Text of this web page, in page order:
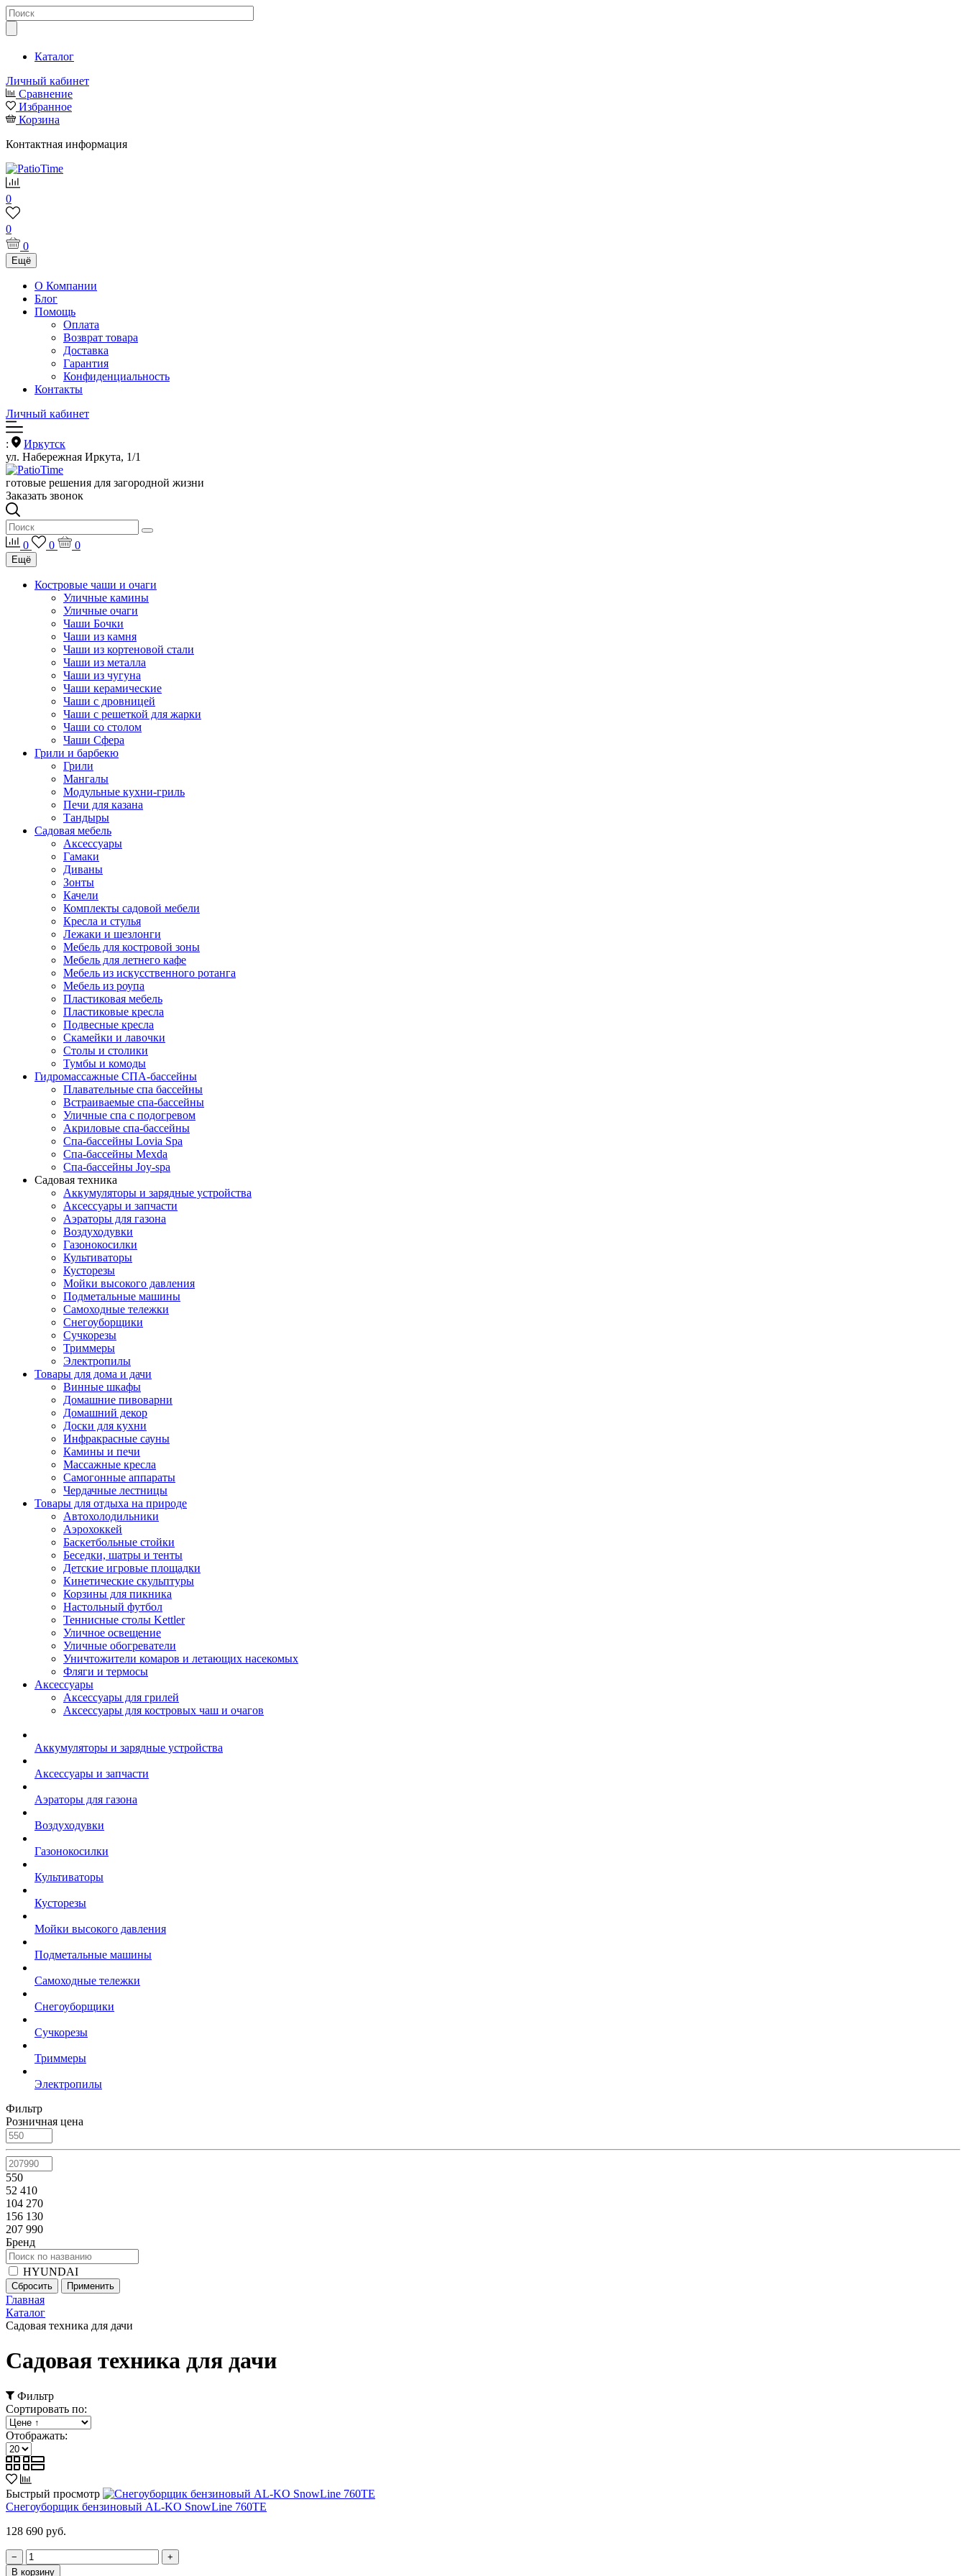
Каталог
Личный кабинет
Сравнение
Избранное
Корзина
Контактная информация
0
0
0
Ещё
О Компании
Блог
Помощь
Оплата
Возврат товара
Доставка
Гарантия
Конфиденциальность
Контакты
Личный кабинет
:
Иркутск
ул. Набережная Иркута, 1/1
готовые решения для загородной жизни
Заказать звонок
0 0 0
Ещё
Костровые чаши и очаги
Уличные камины
Уличные очаги
Чаши Бочки
Чаши из камня
Чаши из кортеновой стали
Чаши из металла
Чаши из чугуна
Чаши керамические
Чаши с дровницей
Чаши с решеткой для жарки
Чаши со столом
Чаши Сфера
Грили и барбекю
Грили
Мангалы
Модульные кухни-гриль
Печи для казана
Тандыры
Садовая мебель
Аксессуары
Гамаки
Диваны
Зонты
Качели
Комплекты садовой мебели
Кресла и стулья
Лежаки и шезлонги
Мебель для костровой зоны
Мебель для летнего кафе
Мебель из искусственного ротанга
Мебель из роупа
Пластиковая мебель
Пластиковые кресла
Подвесные кресла
Скамейки и лавочки
Столы и столики
Тумбы и комоды
Гидромассажные СПА-бассейны
Плавательные спа бассейны
Встраиваемые спа-бассейны
Уличные спа с подогревом
Акриловые спа-бассейны
Спа-бассейны Lovia Spa
Спа-бассейны Mexda
Спа-бассейны Joy-spa
Садовая техника
Аккумуляторы и зарядные устройства
Аксессуары и запчасти
Аэраторы для газона
Воздуходувки
Газонокосилки
Культиваторы
Кусторезы
Мойки высокого давления
Подметальные машины
Самоходные тележки
Снегоуборщики
Сучкорезы
Триммеры
Электропилы
Товары для дома и дачи
Винные шкафы
Домашние пивоварни
Домашний декор
Доски для кухни
Инфракрасные сауны
Камины и печи
Массажные кресла
Самогонные аппараты
Чердачные лестницы
Товары для отдыха на природе
Автохолодильники
Аэрохоккей
Баскетбольные стойки
Беседки, шатры и тенты
Детские игровые площадки
Кинетические скульптуры
Корзины для пикника
Настольный футбол
Теннисные столы Kettler
Уличное освещение
Уличные обогреватели
Уничтожители комаров и летающих насекомых
Фляги и термосы
Аксессуары
Аксессуары для грилей
Аксессуары для костровых чаш и очагов
Аккумуляторы и зарядные устройства
Аксессуары и запчасти
Аэраторы для газона
Воздуходувки
Газонокосилки
Культиваторы
Кусторезы
Мойки высокого давления
Подметальные машины
Самоходные тележки
Снегоуборщики
Сучкорезы
Триммеры
Электропилы
Фильтр
Розничная цена
550
52 410
104 270
156 130
207 990
Бренд
HYUNDAI
Главная
Каталог
Садовая техника для дачи
Садовая техника для дачи
Фильтр
Сортировать по:
Отображать:
Быстрый просмотр
Снегоуборщик бензиновый AL-KO SnowLine 760TE
128 690 руб.
−
+
В корзину